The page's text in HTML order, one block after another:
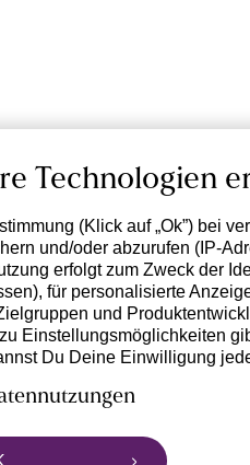
Technologien
(Klick auf „Ok”) bei
und/oder abzurufen (IP-
erfolgt zum Zweck der
für personalisierte
und
Einstellungsmöglichkeiten
Du Deine Einwilligung
deinem Endgerät